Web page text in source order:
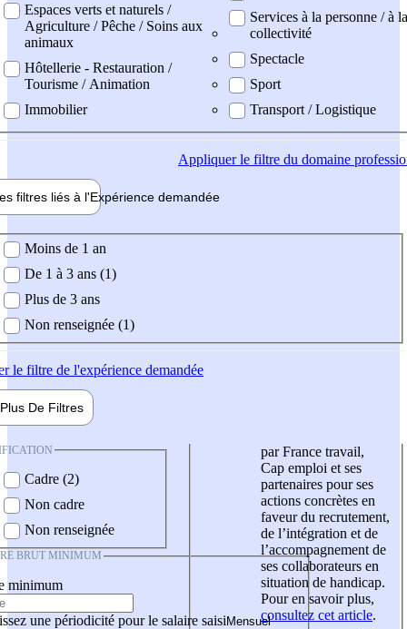
Espaces verts et naturels /
Agriculture / Pêche / Soins aux
animaux
Hôtellerie - Restauration /
Tourisme / Animation
Immobilier
Services à la personne / à la
collectivité
Spectacle
Sport
Transport / Logistique
Appliquerle filtre du domaine
filtres liés à l'Expérience demandée
demandée
Moins de 1 an
De 1 à 3 ans (1)
Plus de 3 ans
Non renseignée (1)
le filtre de l'expérience demandée
Plus De Filtres
Cadre (2)
Non cadre
Non renseignée
BRUT MINIMUM
minimum
une périodicité pour le salaire saisi
par France travail,
Cap emploi et ses
partenaires pour ses
actions concrètes en
faveur du recrutement,
de l’intégration et de
l’accompagnement de
ses collaborateurs en
situation de handicap.
Pour en savoir plus,
consultez cet article.